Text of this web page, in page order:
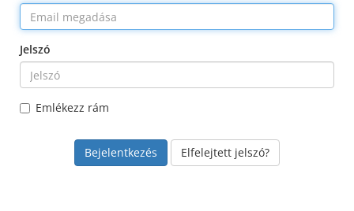
Jelszó
Emlékezz rám
Elfelejtett jelszó?